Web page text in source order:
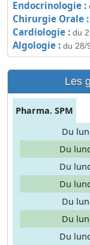
Endocrinologie :
Chirurgie Orale :
Cardiologie : du
Algologie : du 28/
Les
Pharma. SPM
Du
Du
Du
Du
Du
Du
Du